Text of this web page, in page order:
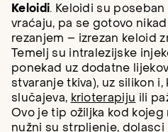
Keloidi. Keloidi su
vraćaju, pa se gotovo
rezanjem – izrezan keloid
Temelj su intralezijske
ponekad uz dodatne
stvaranje tkiva), uz silikon
slučajeva, krioterapiju ili
Ovo je tip ožiljka kod kojeg
nužni su strpljenje, dolasci